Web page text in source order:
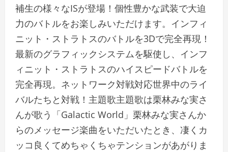
補生の様々なISが登場！個性豊かな武装で大迫
力のバトルをお楽しみいただけます。インフィ
ニット・ストラトスのバトルを3Dで完全再現！
最新のグラフィックシステムを駆使し、インフ
ィニット・ストラトスのハイスピードバトルを
完全再現。ネットワーク対戦対応世界中のライ
バルたちと対戦！主題歌主題歌は栗林みな実さ
んが歌う「Galactic World」栗林みな実さんか
らのメッセージ楽曲をいただいたとき、凄くカ
ッコ良くてめちゃくちゃテンションがあがりま